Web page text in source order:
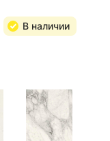
В наличии